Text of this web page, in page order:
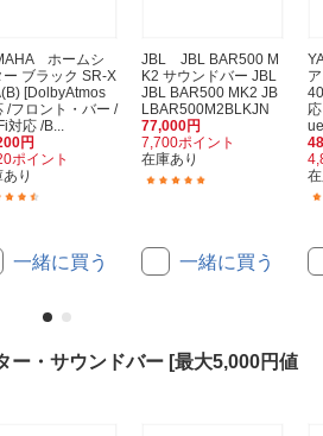
ホームシ
ー ブラック SR-X
[DolbyAtmos
/フロント・バー /
対応 /B...
円
ポイント
り
一緒に買う
JBL JBL BAR500 M
K2 サウンドバー JBL
JBL BAR500 MK2 JB
LBAR500M2BLKJN
77,000円
7,700ポイント
在庫あり
一緒に買う
ー・サウンドバー [最大5,000円値